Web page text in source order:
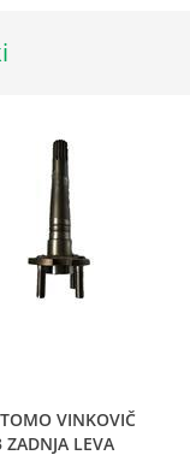
VINKOVIČ
LEVA